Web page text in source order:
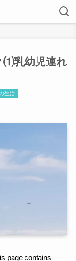
⑴乳幼児連れ
生活
page contains